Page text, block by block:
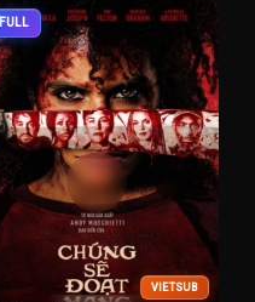
FULL
VIETSUB